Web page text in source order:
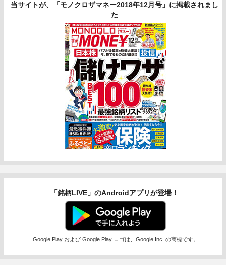
当サイトが、「モノクロザマネー2018年12月号」に掲載されまし
た
「銘柄LIVE」のAndroidアプリが登場！
Google Play および Google Play ロゴは、Google Inc. の商標です。